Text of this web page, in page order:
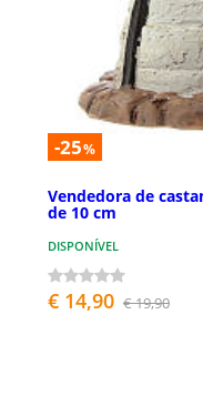
-25%
Vendedora de
de 10 cm
DISPONÍVEL
€ 14,90 € 19,90